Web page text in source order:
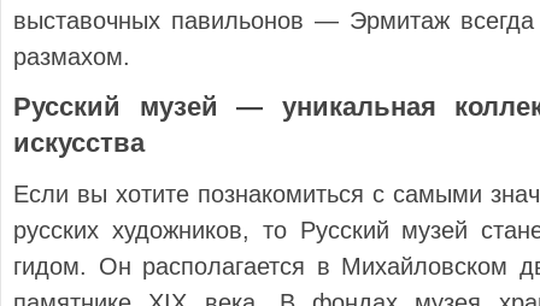
выставочных павильонов — Эрмитаж
размахом.
Русский музей — уникальная
искусства
Если вы хотите познакомиться с самыми
русских художников, то Русский музей
гидом. Он располагается в Михайловском